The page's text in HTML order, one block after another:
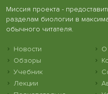
Миссия проекта -
разделам биологии в
обычного читателя.
Новости
Обзоры
Учебник
Лекции
О